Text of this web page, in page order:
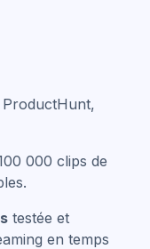
000 clips de
testée et
en temps